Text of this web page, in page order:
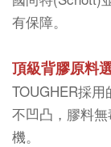
有保障。
頂級背膠原料
TOUGHER採
不凹凸，膠料
機。